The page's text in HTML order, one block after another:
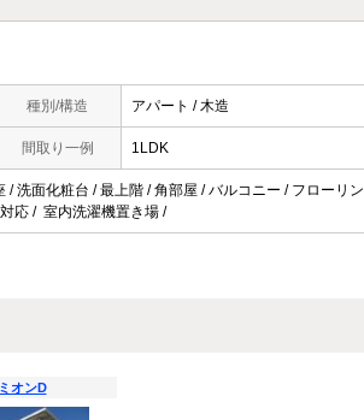
種別/構造 アパート / 木造
間取り一例 1LDK
洗面化粧台 / 最上階 / 角部屋 / バルコニー / フローリン
応 / 室内洗濯機置き場 /
オンD